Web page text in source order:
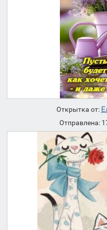
Открытка от:
Отправлена: